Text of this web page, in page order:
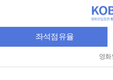
좌석점유율
영화